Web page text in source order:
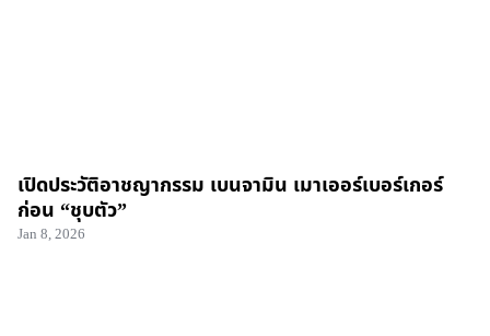
เปิดประวัติอาชญากรรม เบนจามิน เมาเออร์เบอร์เกอร์
ก่อน “ชุบตัว”
Jan 8, 2026